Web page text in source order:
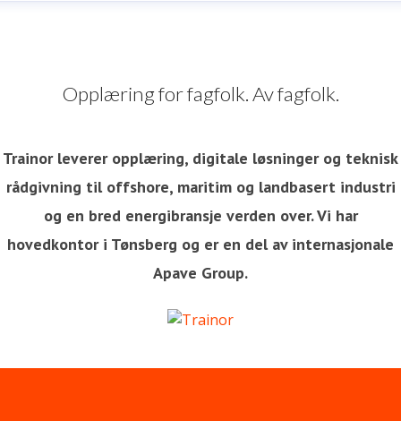
Opplæring for fagfolk. Av fagfolk.
Trainor leverer opplæring, digitale løsninger og teknisk
rådgivning til offshore, maritim og landbasert industri
og en bred energibransje verden over. Vi har
hovedkontor i Tønsberg og er en del av internasjonale
Apave Group.